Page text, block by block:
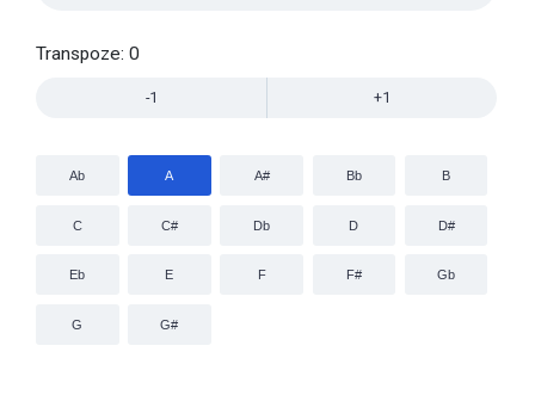
Transpoze: 0
+1
-1
Ab A A# Bb B
C C# Db D D#
Eb E F F# Gb
G G#